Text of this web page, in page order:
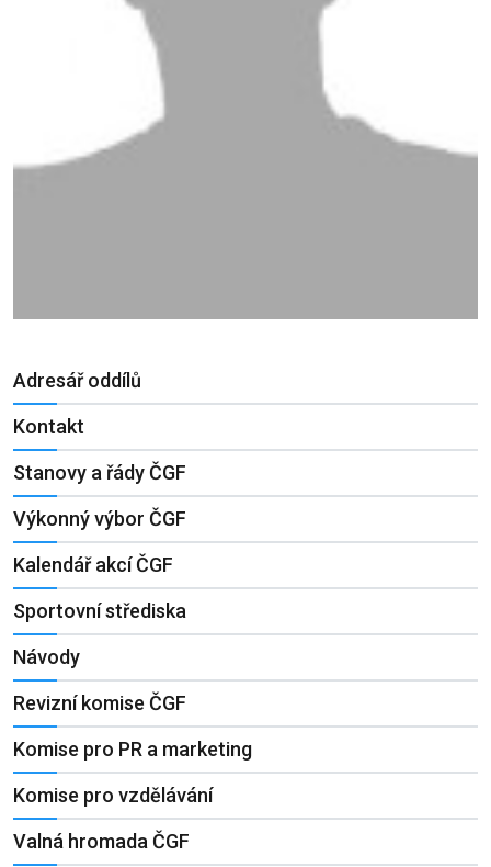
Adresář oddílů
Kontakt
Stanovy a řády ČGF
Výkonný výbor ČGF
Kalendář akcí ČGF
Sportovní střediska
Návody
Revizní komise ČGF
Komise pro PR a marketing
Komise pro vzdělávání
Valná hromada ČGF